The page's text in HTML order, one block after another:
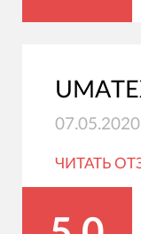
07.05.2020
ЧИТАТЬ